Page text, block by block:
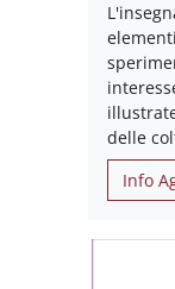
delle
Info